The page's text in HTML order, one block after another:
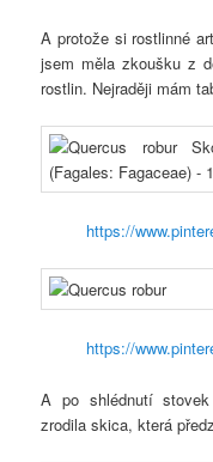
A protože si rostlinné
jsem měla zkoušku z
rostlin. Nejraději mám
https://
https://
A po shlédnutí
zrodila skica, která